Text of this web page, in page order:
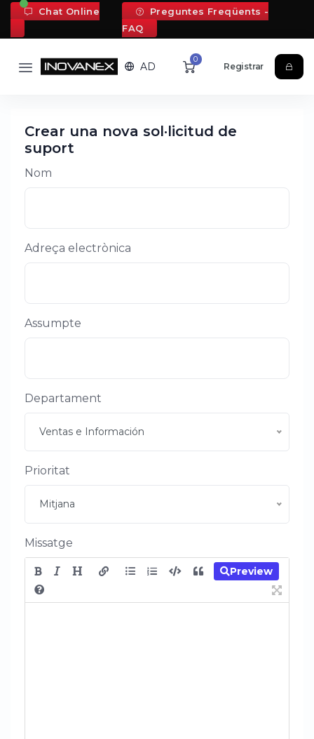
Chat Online
Preguntes Freqüents -
FAQ
AD
0
Registrar
Crear una nova sol·licitud de
suport
Nom
Adreça electrònica
Assumpte
Departament
Ventas e Información
Prioritat
Mitjana
Missatge
Preview